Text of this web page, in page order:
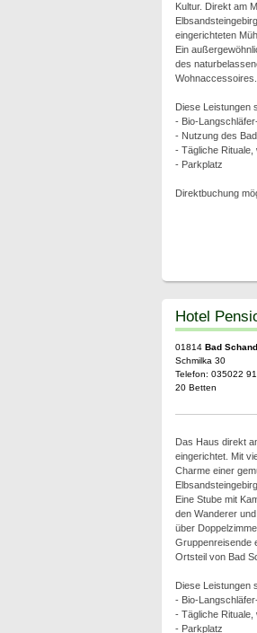
Kultur. Direkt am
eingerichteten
Ein
des
Wohnaccessoires.
Diese Leistungen
- Bio-
- Nutzung des
- Tägliche Rituale,
- Parkplatz
Direktbuchung
Hotel
01814 Bad
Schmilka 30
Telefon: 035022
20 Betten
Das Haus direkt
eingerichtet. Mit
Charme einer
Eine Stube mit
den Wanderer
über
Gruppenreisende
Ortsteil von Bad
Diese Leistungen
- Bio-
- Tägliche Rituale,
- Parkplatz